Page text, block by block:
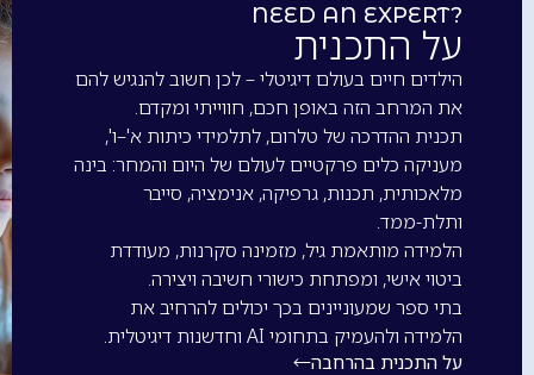
NEED AN EXPERT?
על התכנית
הילדים חיים בעולם דיגיטלי – לכן חשוב להנגיש להם
את המרחב הזה באופן חכם, חווייתי ומקדם.
תכנית ההדרכה של טלרום, לתלמידי כיתות א'–ו',
מעניקה כלים פרקטיים לעולם של היום והמחר: בינה
מלאכותית, תכנות, גרפיקה, אנימציה, סייבר
ותלת-ממד.
הלמידה מותאמת גיל, מזמינה סקרנות, מעודדת
ביטוי אישי, ומפתחת כישורי חשיבה ויצירה.
בתי ספר שמעוניינים בכך יכולים להרחיב את
הלמידה ולהעמיק בתחומי AI וחדשנות דיגיטלית.
על התכנית בהרחבה